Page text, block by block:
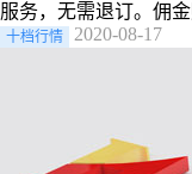
服务，无需退订。佣
十档行情 2020-08-17